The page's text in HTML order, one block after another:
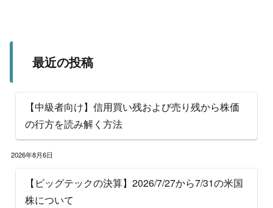
最近の投稿
【中級者向け】信用買い残および売り残から株価
の行方を読み解く方法
2026年8月6日
【ビッグテックの決算】2026/7/27から7/31の米国
株について